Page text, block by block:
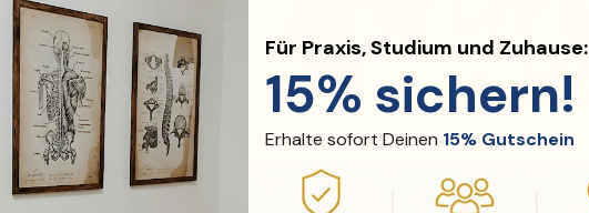
Druck
gestochen scharf
und langlebig.
Edler Rahmen
Hochwertiger Aluminium-
Rahmen für perfektes Finish.
Für Praxis, Studium und Zuhause:
15% sichern!
Erhalte sofort Deinen 15% Gutschein